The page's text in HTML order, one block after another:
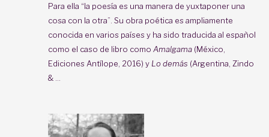
Para ella “la poesía es una manera de yuxtaponer una
cosa con la otra”. Su obra poética es ampliamente
conocida en varios países y ha sido traducida al español
como el caso de libro como Amalgama (México,
Ediciones Antílope, 2016) y Lo demás (Argentina, Zindo
& ...